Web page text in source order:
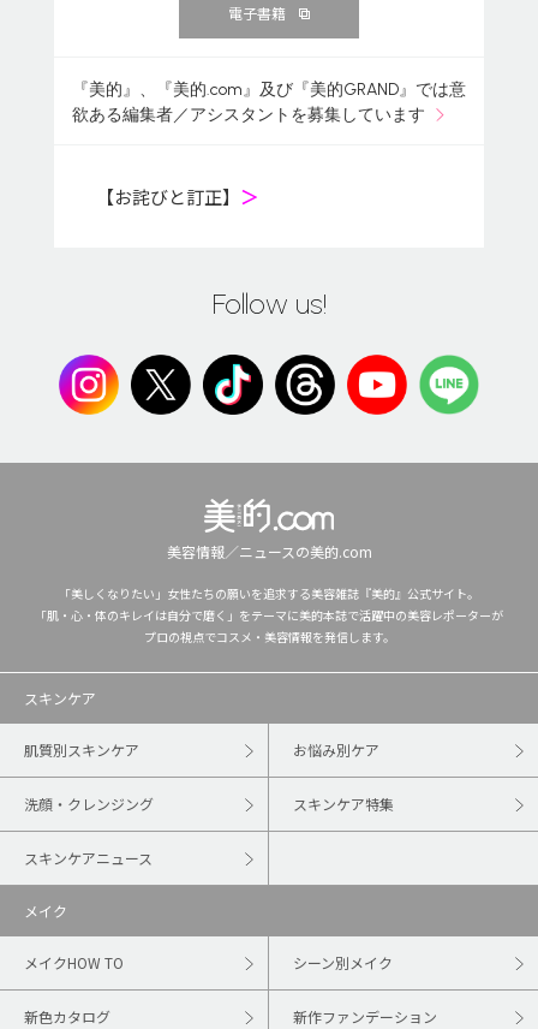
電子書籍
『美的』、『美的.com』及び『美的GRAND』では意
欲ある編集者／アシスタントを募集しています
【お詫びと訂正】 ＞
Follow us!
美容情報／ニュースの美的.com
「美しくなりたい」女性たちの願いを追求する美容雑誌『美的』公式サイト。
「肌・心・体のキレイは自分で磨く」をテーマに美的本誌で活躍中の美容レポーターが
プロの視点でコスメ・美容情報を発信します。
スキンケア
肌質別スキンケア お悩み別ケア
洗顔・クレンジング スキンケア特集
スキンケアニュース
メイク
メイクHOW TO シーン別メイク
新色カタログ 新作ファンデーション